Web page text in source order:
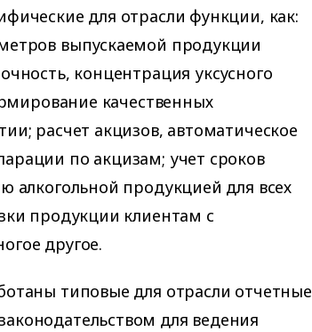
для отрасли функции, как:
выпускаемой продукции
концентрация уксусного
качественных
расчет акцизов, автоматическое
по акцизам; учет сроков
алкогольной продукцией для всех
продукции клиентам с
другое.
типовые для отрасли отчетные
для ведения